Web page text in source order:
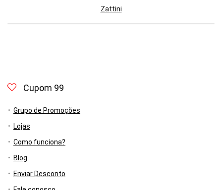
Zattini
Cupom 99
Grupo de Promoções
Lojas
Como funciona?
Blog
Enviar Desconto